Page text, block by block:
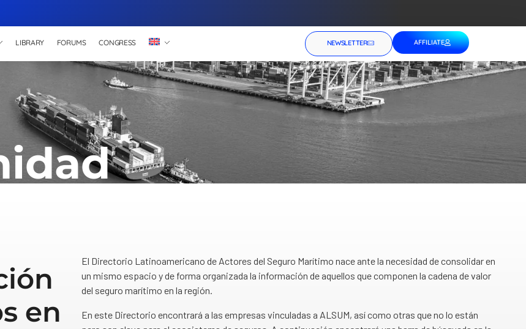
LIBRARY FORUMS CONGRESS NEWSLETTER AFFILIATE
en
El Directorio Latinoamericano de Actores del Seguro Marítimo nace ante la necesidad de consolidar en
un mismo espacio y de forma organizada la información de aquellos que componen la cadena de valor
del seguro marítimo en la región.
En este Directorio encontrará a las empresas vinculadas a ALSUM, así como otras que no lo están